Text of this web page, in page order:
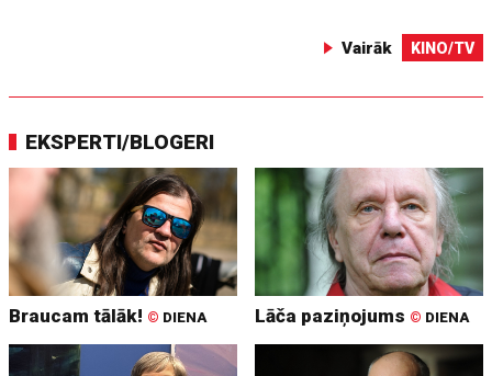
Vairāk KINO/TV
EKSPERTI/BLOGERI
Braucam tālāk! © DIENA Lāča paziņojums © DIENA